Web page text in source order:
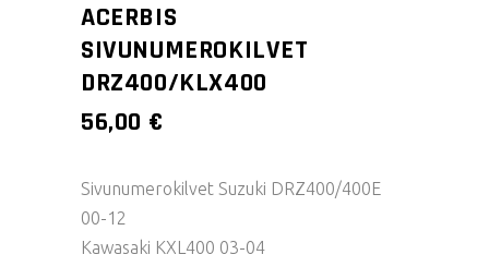
ACERBIS
SIVUNUMEROKILVET
DRZ400/KLX400
56,00 €
Sivunumerokilvet Suzuki DRZ400/400E
00-12
Kawasaki KXL400 03-04